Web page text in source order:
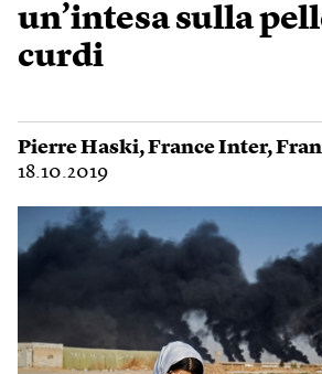
un’intesa sulla
curdi
Pierre Haski,France Inter,
18.10.2019